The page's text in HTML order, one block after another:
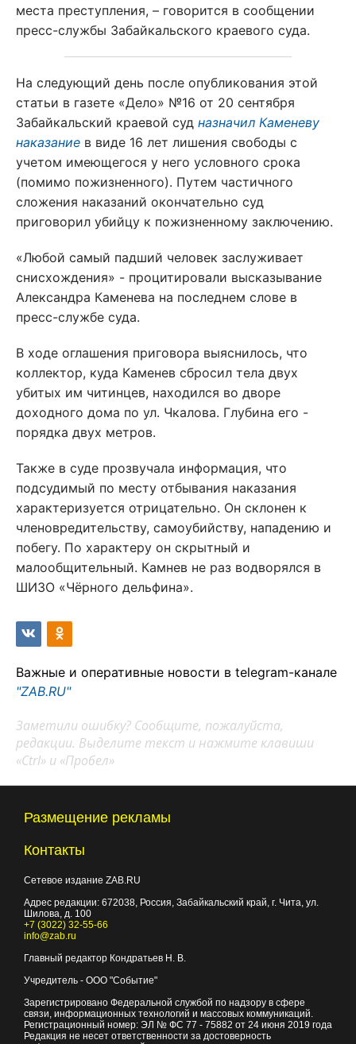
места преступления, – говорится в сообщении
пресс-службы Забайкальского краевого суда.
На следующий день после опубликования этой
статьи в газете «Дело» №16 от 20 сентября
Забайкальский краевой суд назначил Каменеву
наказание в виде 16 лет лишения свободы с
учетом имеющегося у него условного срока
(помимо пожизненного). Путем частичного
сложения наказаний окончательно суд
приговорил убийцу к пожизненному заключению.
«Любой самый падший человек заслуживает
снисхождения» - процитировали высказывание
Александра Каменева на последнем слове в
пресс-службе суда.
В ходе оглашения приговора выяснилось, что
коллектор, куда Каменев сбросил тела двух
убитых им читинцев, находился во дворе
доходного дома по ул. Чкалова. Глубина его -
порядка двух метров.
Также в суде прозвучала информация, что
подсудимый по месту отбывания наказания
характеризуется отрицательно. Он склонен к
членовредительству, самоубийству, нападению и
побегу. По характеру он скрытный и
малообщительный. Камнев не раз водворялся в
ШИЗО «Чёрного дельфина».
Важные и оперативные новости в telegram-канале
"ZAB.RU"
Заметили ошибку? Сообщите, пожалуйста,
редакции. Выделите текст и нажмите клавиши
«Ctrl» и «Пробел»
Размещение рекламы
Контакты
Сетевое издание ZAB.RU
Адрес редакции: 672038, Россия, Забайкальский край, г. Чита, ул.
Шилова, д. 100
+7 (3022) 32-55-66
info@zab.ru
Главный редактор Кондратьев Н. В.
Учредитель - ООО "Событие"
Зарегистрировано Федеральной службой по надзору в сфере
связи, информационных технологий и массовых коммуникаций.
Регистрационный номер: ЭЛ № ФС 77 - 75882 от 24 июня 2019 года
Редакция не несет ответственности за достоверность